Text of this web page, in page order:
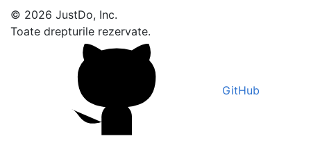
© 2026 JustDo, Inc.
Toate drepturile rezervate.
GitHub